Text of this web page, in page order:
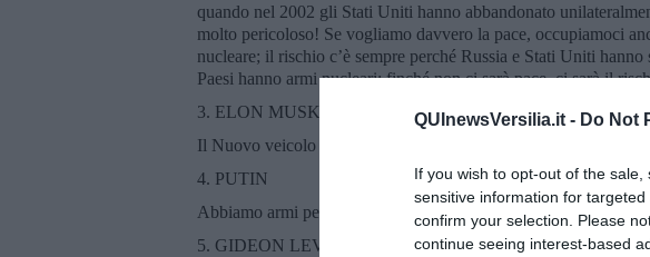
QUInewsVersilia.it - Do Not
If you wish to opt-out of the
sensitive information for
confirm your selection. Please
continue seeing interest-based
quando nel 2002 gli Stati Uniti hanno abbandonato
molto pericoloso! Se vogliamo davvero la pace, occupiamoci
nucleare; il rischio c’è sempre perché Russia e Stati Uniti
Paesi hanno armi nucleari: finché non ci sarà pace, ci sarà il
3. ELON MUSK
Il Nuovo veicolo di SpaceX potrebbe distruggere la Russia in
4. PUTIN
Abbiamo armi per colpire i Paesi occidentali … abbiamo un
5. GIDEON LEVI, giornalista israeliano